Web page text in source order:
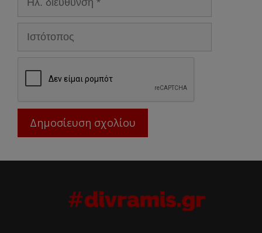
διεύθυνση
Ιστότοπος